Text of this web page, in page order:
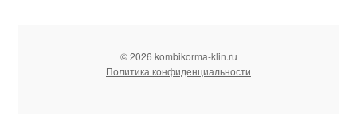
© 2026 kombikorma-klin.ru
Политика конфиденциальности